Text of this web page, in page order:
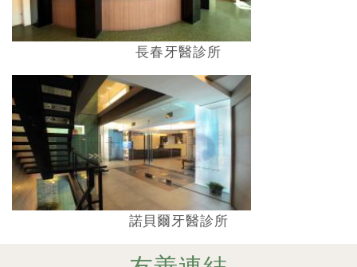
長春牙醫診所
諾貝爾牙醫診所